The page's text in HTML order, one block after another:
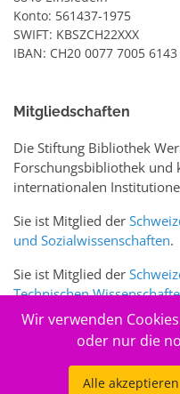
Konto: 561437-1975
SWIFT: KBSZCH22XXX
IBAN: CH20 0077 7005
Mitgliedschaften
Die Stiftung Bibliothek
Forschungsbibliothek
internationalen
Sie ist Mitglied der
und Sozialwissenschaften.
Sie ist Mitglied der
Technischen
Sie ist zudem Mitglied
Wir verwenden
oder nur die
Alle akzeptieren